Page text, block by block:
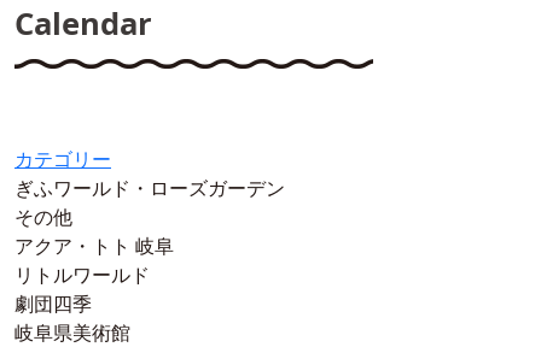
Calendar
カテゴリー
ぎふワールド・ローズガーデン
その他
アクア・トト 岐阜
リトルワールド
劇団四季
岐阜県美術館